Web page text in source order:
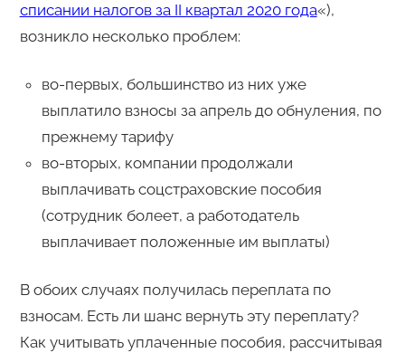
списании налогов за II квартал 2020 года«),
возникло несколько проблем:
во-первых, большинство из них уже
выплатило взносы за апрель до обнуления, по
прежнему тарифу
во-вторых, компании продолжали
выплачивать соцстраховские пособия
(сотрудник болеет, а работодатель
выплачивает положенные им выплаты)
В обоих случаях получилась переплата по
взносам. Есть ли шанс вернуть эту переплату?
Как учитывать уплаченные пособия, рассчитывая